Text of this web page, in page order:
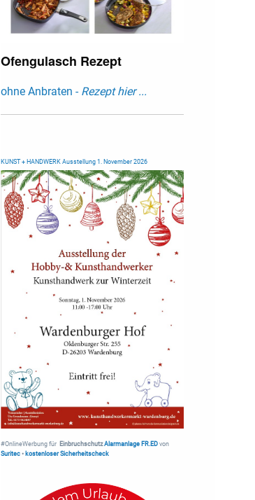
Ofengulasch Rezept
ohne Anbraten - Rezept hier ...
KUNST + HANDWERK Ausstellung 1. November 2026
#OnlineWerbung für Einbruchschutz Alarmanlage FR.ED von
Suritec• kostenloser Sicherheitscheck